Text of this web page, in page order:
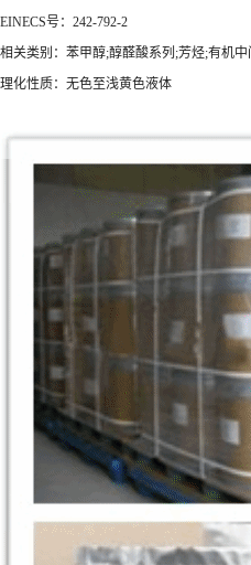
EINECS号：242-792-2
相关类别：苯甲醇;醇醛酸系列;芳烃;有机
理化性质：无色至浅黄色液体